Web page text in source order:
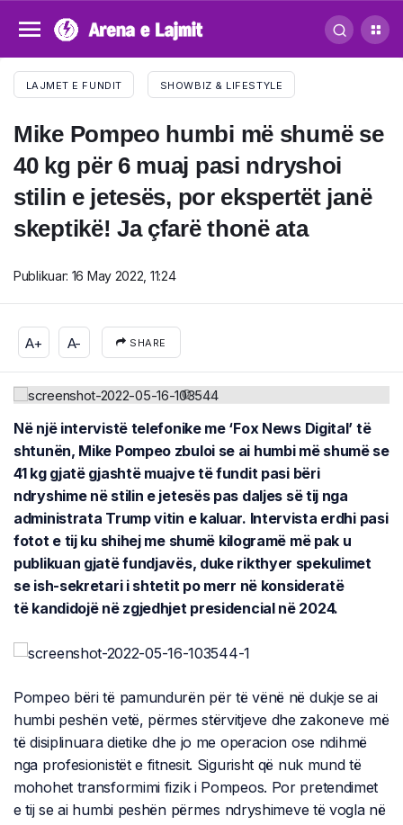
LAJMET E FUNDIT SHOWBIZ & LIFESTYLE
Mike Pompeo humbi më shumë se
40 kg për 6 muaj pasi ndryshoi
stilin e jetesës, por ekspertët janë
skeptikë! Ja çfarë thonë ata
Publikuar: 16 May 2022, 11:24
A+ A- SHARE
Në një intervistë telefonike me ‘Fox News Digital’ të
shtunën, Mike Pompeo zbuloi se ai humbi më shumë se
41 kg gjatë gjashtë muajve të fundit pasi bëri
ndryshime në stilin e jetesës pas daljes së tij nga
administrata Trump vitin e kaluar. Intervista erdhi pasi
fotot e tij ku shihej me shumë kilogramë më pak u
publikuan gjatë fundjavës, duke rikthyer spekulimet
se ish-sekretari i shtetit po merr në konsideratë
të kandidojë në zgjedhjet presidencial në 2024.
Pompeo bëri të pamundurën për të vënë në dukje se ai
humbi peshën vetë, përmes stërvitjeve dhe zakoneve më
të disiplinuara dietike dhe jo me operacion ose ndihmë
nga profesionistët e fitnesit. Sigurisht që nuk mund të
mohohet transformimi fizik i Pompeos. Por pretendimet
e tij se ai humbi peshën përmes ndryshimeve të vogla në